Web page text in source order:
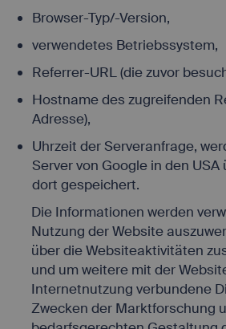
Browser-Typ/-Version,
verwendetes Betriebssystem,
Referrer-URL (die zuvor
Hostname des zugreifenden
Adresse),
Uhrzeit der Serveranfrage,
Server von Google in den
dort gespeichert.
Die Informationen werden
Nutzung der Website
über die Websiteaktivitäten
und um weitere mit der
Internetnutzung verbundene
Zwecken der Marktforschung